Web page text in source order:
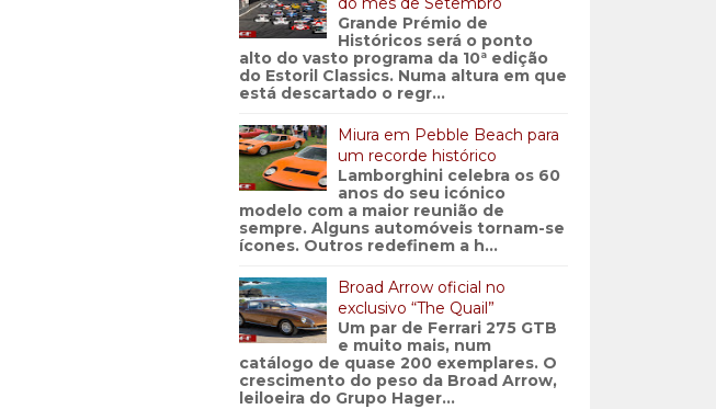
Grande Prémio de
Históricos será o ponto
alto do vasto programa da 10ª edição
do Estoril Classics. Numa altura em que
está descartado o regr...
Miura em Pebble Beach para
um recorde histórico
Lamborghini celebra os 60
anos do seu icónico
modelo com a maior reunião de
sempre. Alguns automóveis tornam-se
ícones. Outros redefinem a h...
Broad Arrow oficial no
exclusivo “The Quail”
Um par de Ferrari 275 GTB
e muito mais, num
catálogo de quase 200 exemplares. O
crescimento do peso da Broad Arrow,
leiloeira do Grupo Hager...